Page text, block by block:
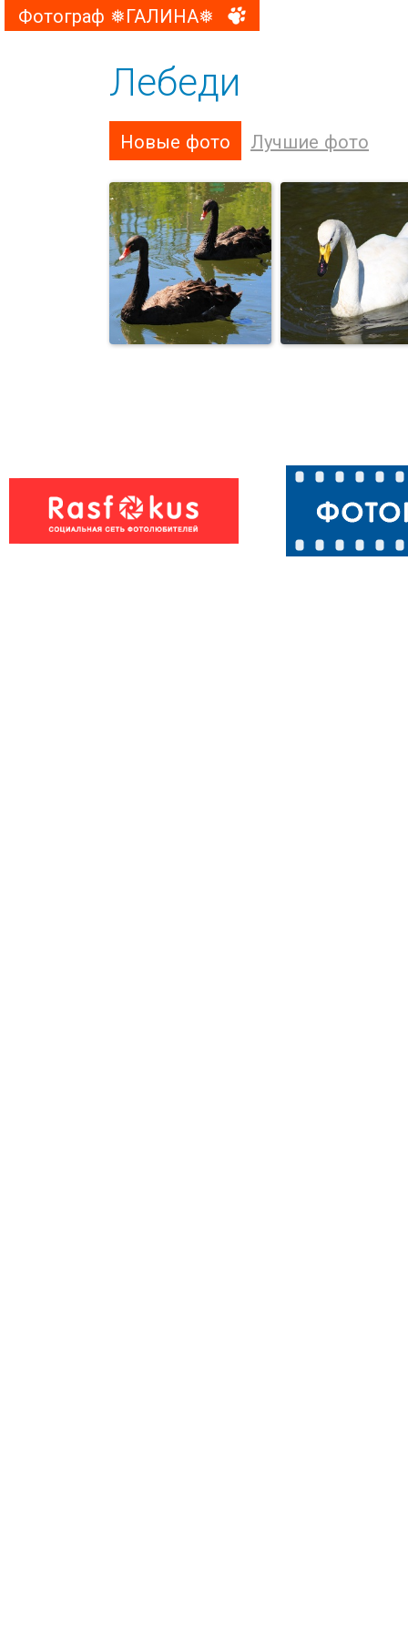
Фотограф ❅ГАЛИНА❅
Лебеди
Новые фото Лучшие фото
Лебединое озеро Лебеди